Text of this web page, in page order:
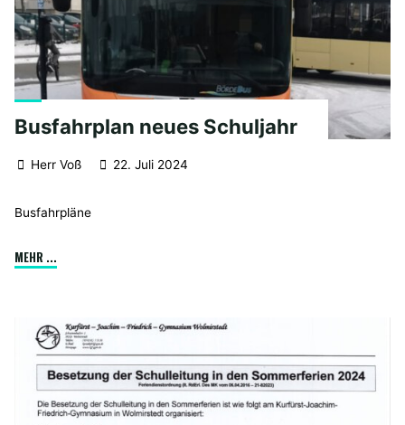
Busfahrplan neues Schuljahr
Herr Voß 22. Juli 2024
Busfahrpläne
MEHR ...